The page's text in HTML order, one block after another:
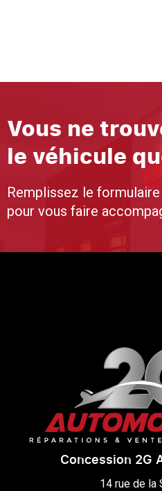
Vous ne
le véhicule
Remplissez le
pour vous faire
Concession 2G
14 rue de la